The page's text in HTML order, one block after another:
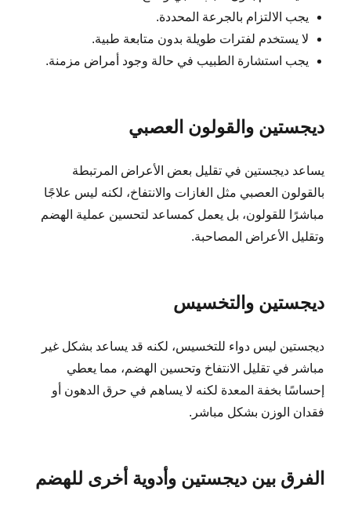
يجب الالتزام بالجرعة المحددة.
لا يستخدم لفترات طويلة بدون متابعة طبية.
يجب استشارة الطبيب في حالة وجود أمراض مزمنة.
ديجستين والقولون العصبي
يساعد ديجستين في تقليل بعض الأعراض المرتبطة
بالقولون العصبي مثل الغازات والانتفاخ، لكنه ليس علاجًا
مباشرًا للقولون، بل يعمل كمساعد لتحسين عملية الهضم
وتقليل الأعراض المصاحبة.
ديجستين والتخسيس
ديجستين ليس دواء للتخسيس، لكنه قد يساعد بشكل غير
مباشر في تقليل الانتفاخ وتحسين الهضم، مما يعطي
إحساسًا بخفة المعدة لكنه لا يساهم في حرق الدهون أو
فقدان الوزن بشكل مباشر.
الفرق بين ديجستين وأدوية أخرى للهضم